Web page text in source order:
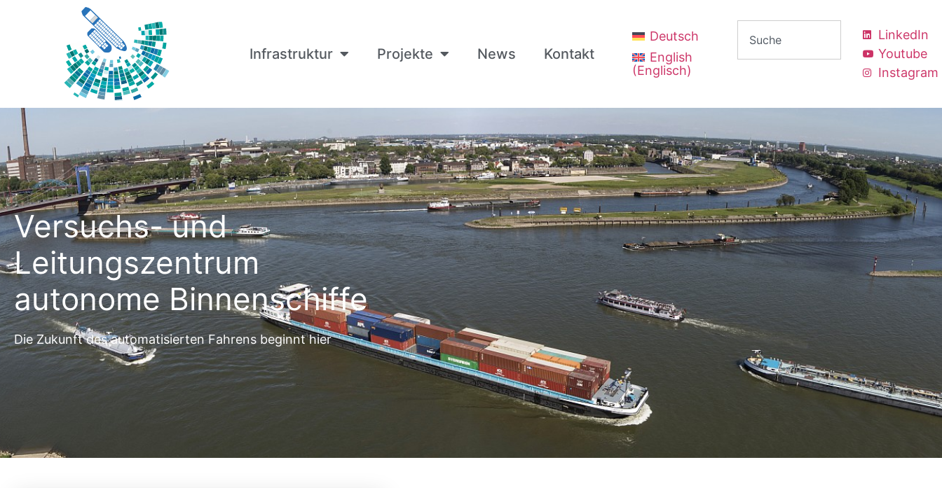
Infrastruktur Projekte News Kontakt
Deutsch
English
(Englisch)
LinkedIn
Youtube
Instagram
Versuchs- und
Leitungszentrum
autonome Binnenschiffe
Die Zukunft des automatisierten Fahrens beginnt hier